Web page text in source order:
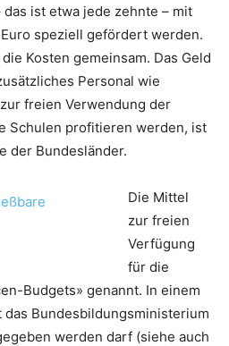
ist etwa jede zehnte – mit
speziell gefördert werden.
Kosten gemeinsam. Das Geld
Personal wie
freien Verwendung der
Schulen profitieren werden, ist
der Bundesländer.
Die Mittel
zur freien
Verfügung
für die
Budgets» genannt. In einem
Bundesbildungsministerium
werden darf (siehe auch